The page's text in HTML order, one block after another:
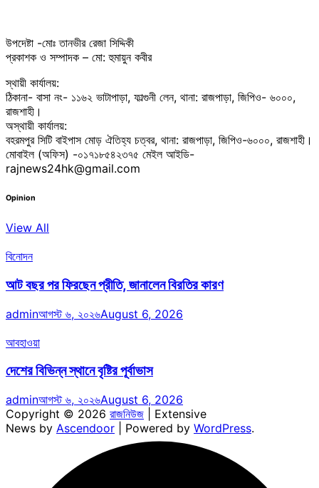
উপদেষ্টা -মোঃ তানভীর রেজা সিদ্দিকী
প্রকাশক ও সম্পাদক – মো: হুমায়ুন কবীর
স্থায়ী কার্যালয়:
ঠিকানা- বাসা নং- ১১৬২ ভাটাপাড়া, ফাল্গুনী লেন, থানা: রাজপাড়া, জিপিও- ৬০০০,
রাজশাহী।
অস্থায়ী কার্যালয়:
বহরমপুর সিটি বাইপাস মোড় ঐতিহ্য চত্বর, থানা: রাজপাড়া, জিপিও-৬০০০, রাজশাহী।
মোবাইল (অফিস) -০১৭১৮৫৪২৩৭৫ মেইল আইডি-
rajnews24hk@gmail.com
Opinion
View All
বিনোদন
আট বছর পর ফিরছেন প্রীতি, জানালেন বিরতির কারণ
adminআগস্ট ৬, ২০২৬August 6, 2026
আবহাওয়া
দেশের বিভিন্ন স্থানে বৃষ্টির পূর্বাভাস
adminআগস্ট ৬, ২০২৬August 6, 2026
Copyright © 2026 রাজনিউজ | Extensive
News by Ascendoor | Powered by WordPress.